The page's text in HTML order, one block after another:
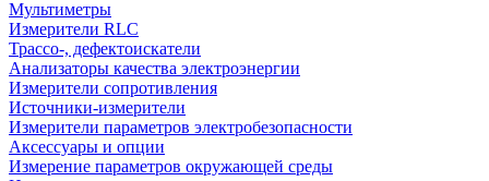
Мультиметры
Измерители RLC
Трассо-, дефектоискатели
Анализаторы качества электроэнергии
Измерители сопротивления
Источники-измерители
Измерители параметров электробезопасности
Аксессуары и опции
Измерение параметров окружающей среды